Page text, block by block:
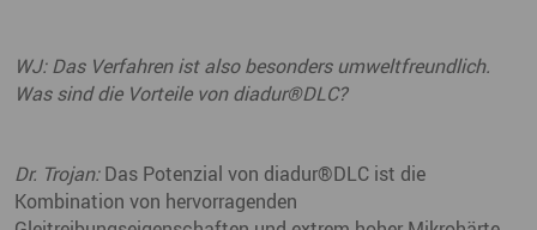
WJ: Das Verfahren ist also besonders umweltfreundlich.
Was sind die Vorteile von diadur®DLC?
Dr. Trojan:Das Potenzial von diadur®DLC ist die
Kombination von hervorragenden